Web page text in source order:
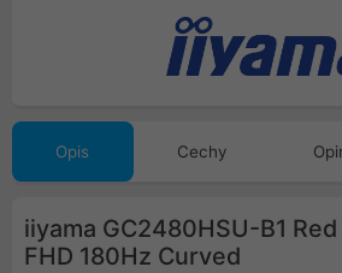
Opis Cechy
iiyama GC2480HSU-B1
FHD 180Hz Curved